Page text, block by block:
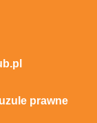
prawne